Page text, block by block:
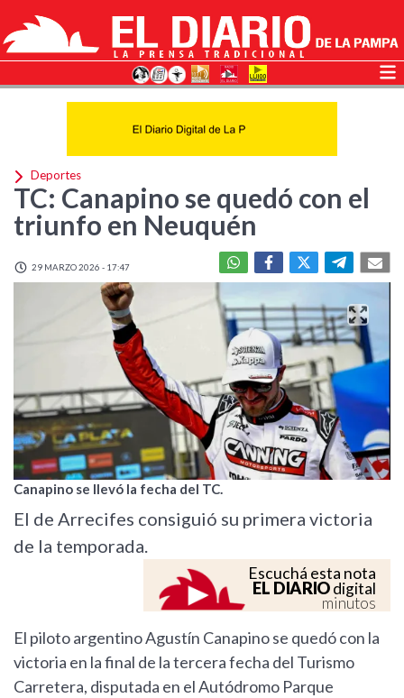
Deportes
TC: Canapino se quedó con el
triunfo en Neuquén
29 MARZO 2026 - 17:47
Canapino se llevó la fecha del TC.
El de Arrecifes consiguió su primera victoria
de la temporada.
Escuchá esta nota
EL DIARIOdigital
minutos
El piloto argentino Agustín Canapino se quedó con la
victoria en la final de la tercera fecha del Turismo
Carretera, disputada en el Autódromo Parque